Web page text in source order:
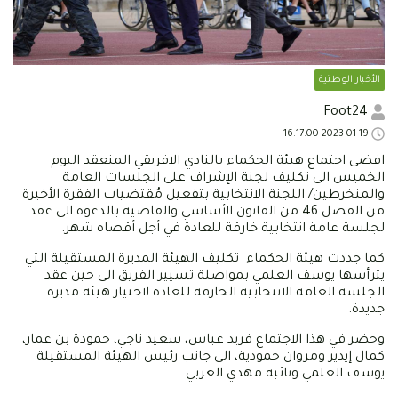
الأخبار الوطنية
افضى اجتماع هيئة الحكماء بالنادي الافريقي المنعقد اليوم
الخميس الى تكليف لجنة الإشراف على الجلسات العامة
والمنخرطين/ اللجنة الانتخابية بتفعيل مُقتضيات الفقرة الأخيرة
من الفصل 46 من القانون الأساسي والقاضية بالدعوة الى عقد
لجلسة عامة انتخابية خارقة للعادة في أجل أقصاه شهر.
كما جددت هيئة الحكماء تكليف الهيئة المديرة المستقيلة التي
يترأسها يوسف العلمي بمواصلة تسيير الفريق الى حين عقد
الجلسة العامة الانتخابية الخارقة للعادة لاختيار هيئة مديرة
جديدة.
وحضر في هذا الاجتماع فريد عباس، سعيد ناجي، حمودة بن عمار،
كمال إيدير ومروان حمودية، الى جانب رئيس الهيئة المستقيلة
يوسف العلمي ونائبه مهدي الغربي.